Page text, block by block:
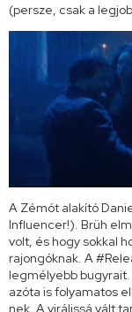
(persze, csak a
A Zémót alakító
Influencer!). Brüh
volt, és hogy sokkal
rajongóknak. A
legmélyebb
azóta is folyamatos
nek. A virálissá vált